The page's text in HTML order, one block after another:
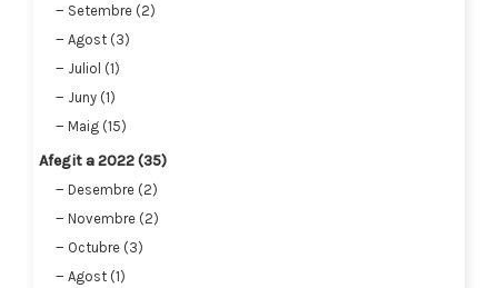
Setembre (2)
Agost (3)
Juliol (1)
Juny (1)
Maig (15)
Afegit a 2022 (35)
Desembre (2)
Novembre (2)
Octubre (3)
Agost (1)